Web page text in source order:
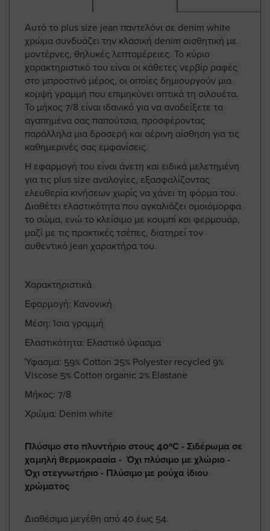
Αυτό το plus size jean παντελόνι σε denim white
χρώμα συνδυάζει την κλασική denim αισθητική με
μοντέρνες, θηλυκές λεπτομέρειες. Το κύριο
χαρακτηριστικό του είναι οι κάθετες νερβίρ ραφές
στο μπροστινό μέρος, οι οποίες δημιουργούν μια
κομψή γραμμή που επιμηκύνει οπτικά τη σιλουέτα.
Το μήκος 7/8 είναι ιδανικό για να αναδείξετε τα
αγαπημένα σας παπούτσια, προσφέροντας
παράλληλα μια δροσερή και αέρινη αίσθηση για τις
καθημερινές σας εμφανίσεις.
Η εφαρμογή του είναι άνετη και ειδικά μελετημένη
για τις plus size αναλογίες, εξασφαλίζοντας
ελευθερία κινήσεων χωρίς να χάνει τη φόρμα του.
Διαθέτει ελαστικότητα που αγκαλιάζει ομοιόμορφα
το σώμα, ενώ το κλείσιμο με κουμπί και φερμουάρ,
μαζί με τις πρακτικές τσέπες, διατηρεί τον
αυθεντικό jean χαρακτήρα του.
Χαρακτηριστικά
Εφαρμογή: Κανονική
Μέση: Ίσια γραμμή
Ελαστικότητα: Ελαστικό ύφασμα
Ύφασμα: 59% Cotton 25% Polyester recycled 9%
Viscose 5% Cotton organic 2% Elastane
Μήκος: 7/8
Χρώμα: Denim white
Πλύσιμο στο πλυντήριο στους 40ºC - Σιδέρωμα σε
χαμηλή θερμοκρασία - Όχι πλύσιμο με χλώριο -
Όχι στεγνωτήριο - Πλύσιμο με ρούχα ίδιου
χρώματος
Διαθέσιμα μεγέθη από 40 έως 54.